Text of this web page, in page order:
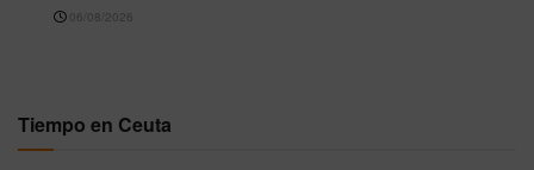
06/08/2026
Tiempo en Ceuta